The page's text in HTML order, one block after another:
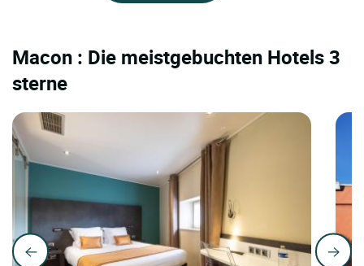
Macon : Die meistgebuchten Hotels 3
sterne